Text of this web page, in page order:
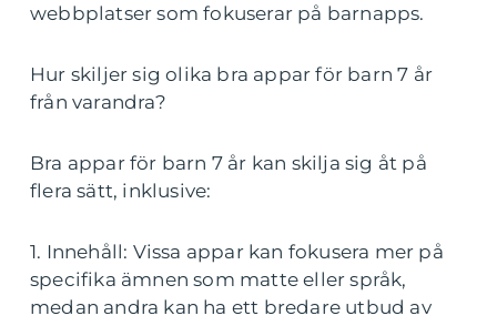
webbplatser som fokuserar på barnapps.
Hur skiljer sig olika bra appar för barn 7 år
från varandra?
Bra appar för barn 7 år kan skilja sig åt på
flera sätt, inklusive:
1. Innehåll: Vissa appar kan fokusera mer på
specifika ämnen som matte eller språk,
medan andra kan ha ett bredare utbud av